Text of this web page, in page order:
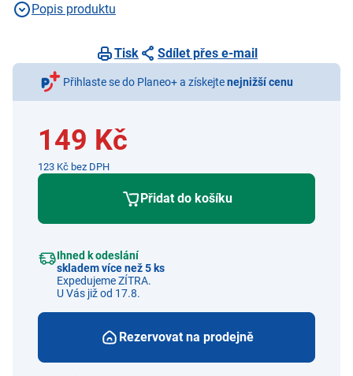
Popis produktu
Tisk Sdílet přes e-mail
Přihlaste se do Planeo+ a získejtenejnižší cenu
149 Kč
123 Kč bez DPH
Přidat do košíku
Ihned k odeslání
skladem více než 5 ks
Expedujeme ZÍTRA.
U Vás již od 17.8.
Rezervovat na prodejně